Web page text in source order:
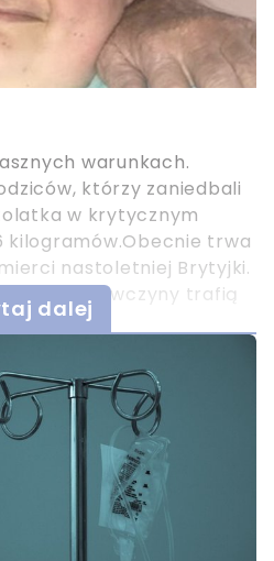
warunkach.
którzy zaniedbali
w krytycznym
kilogramów.Obecnie trwa
nastoletniej Brytyjki.
dziewczyny trafią
dalej